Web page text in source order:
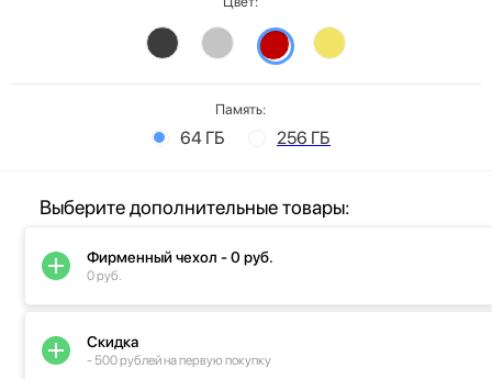
Память:
64 ГБ 256 ГБ
Выберите дополнительные товары:
Фирменный чехол - 0 руб.
0 руб.
Скидка
- 500 рублей на первую покупку